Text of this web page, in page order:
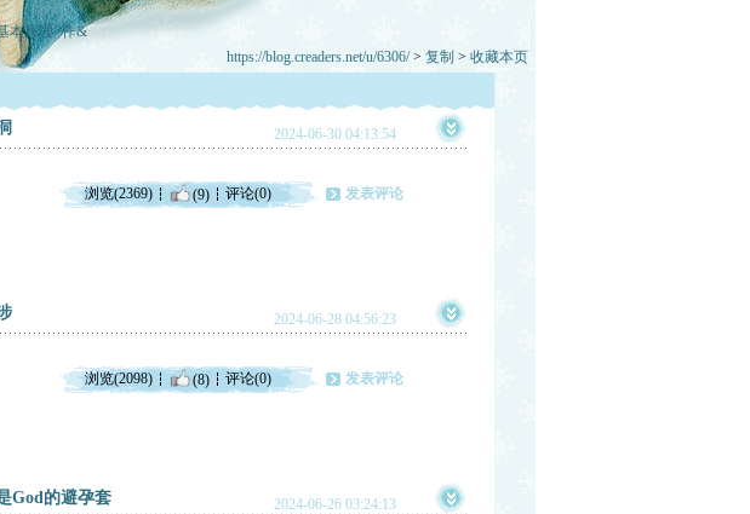
本原理>作&
https://blog.creaders.net/u/6306/> 复制 > 收藏本页
2024-06-30 04:13:54
浏览(2369) (9) 评论(0) 发表评论
2024-06-28 04:56:23
浏览(2098) (8) 评论(0) 发表评论
God的避孕套 2024-06-26 03:24:13